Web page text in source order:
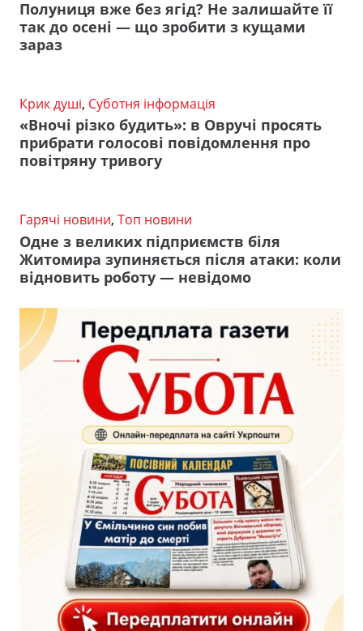
Полуниця вже без ягід? Не залишайте її
так до осені — що зробити з кущами
зараз
Крик душі, Суботня інформація
«Вночі різко будить»: в Овручі просять
прибрати голосові повідомлення про
повітряну тривогу
Гарячі новини, Топ новини
Одне з великих підприємств біля
Житомира зупиняється після атаки: коли
відновить роботу — невідомо